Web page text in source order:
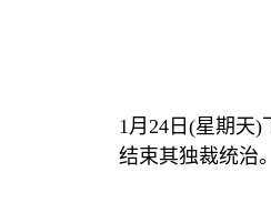
1月 24 日 (星期天)
结束其独裁统治。